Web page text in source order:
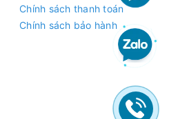
Chính sách thanh toán
Chính sách bảo hành